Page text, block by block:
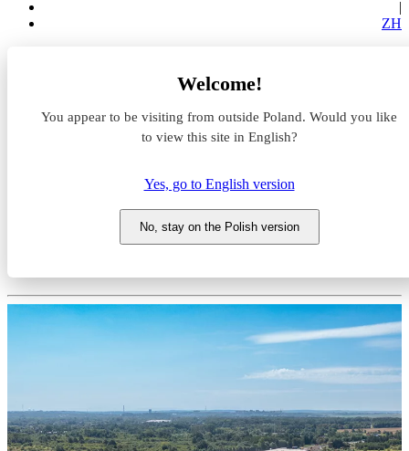
|
ZH
Welcome!
You appear to be visiting from outside Poland. Would you like
to view this site in English?
Yes, go to English version
No, stay on the Polish version
Będzin
Panattoni Park Będzin
Magazyn do wynajęcia
Panattoni Park Będzin